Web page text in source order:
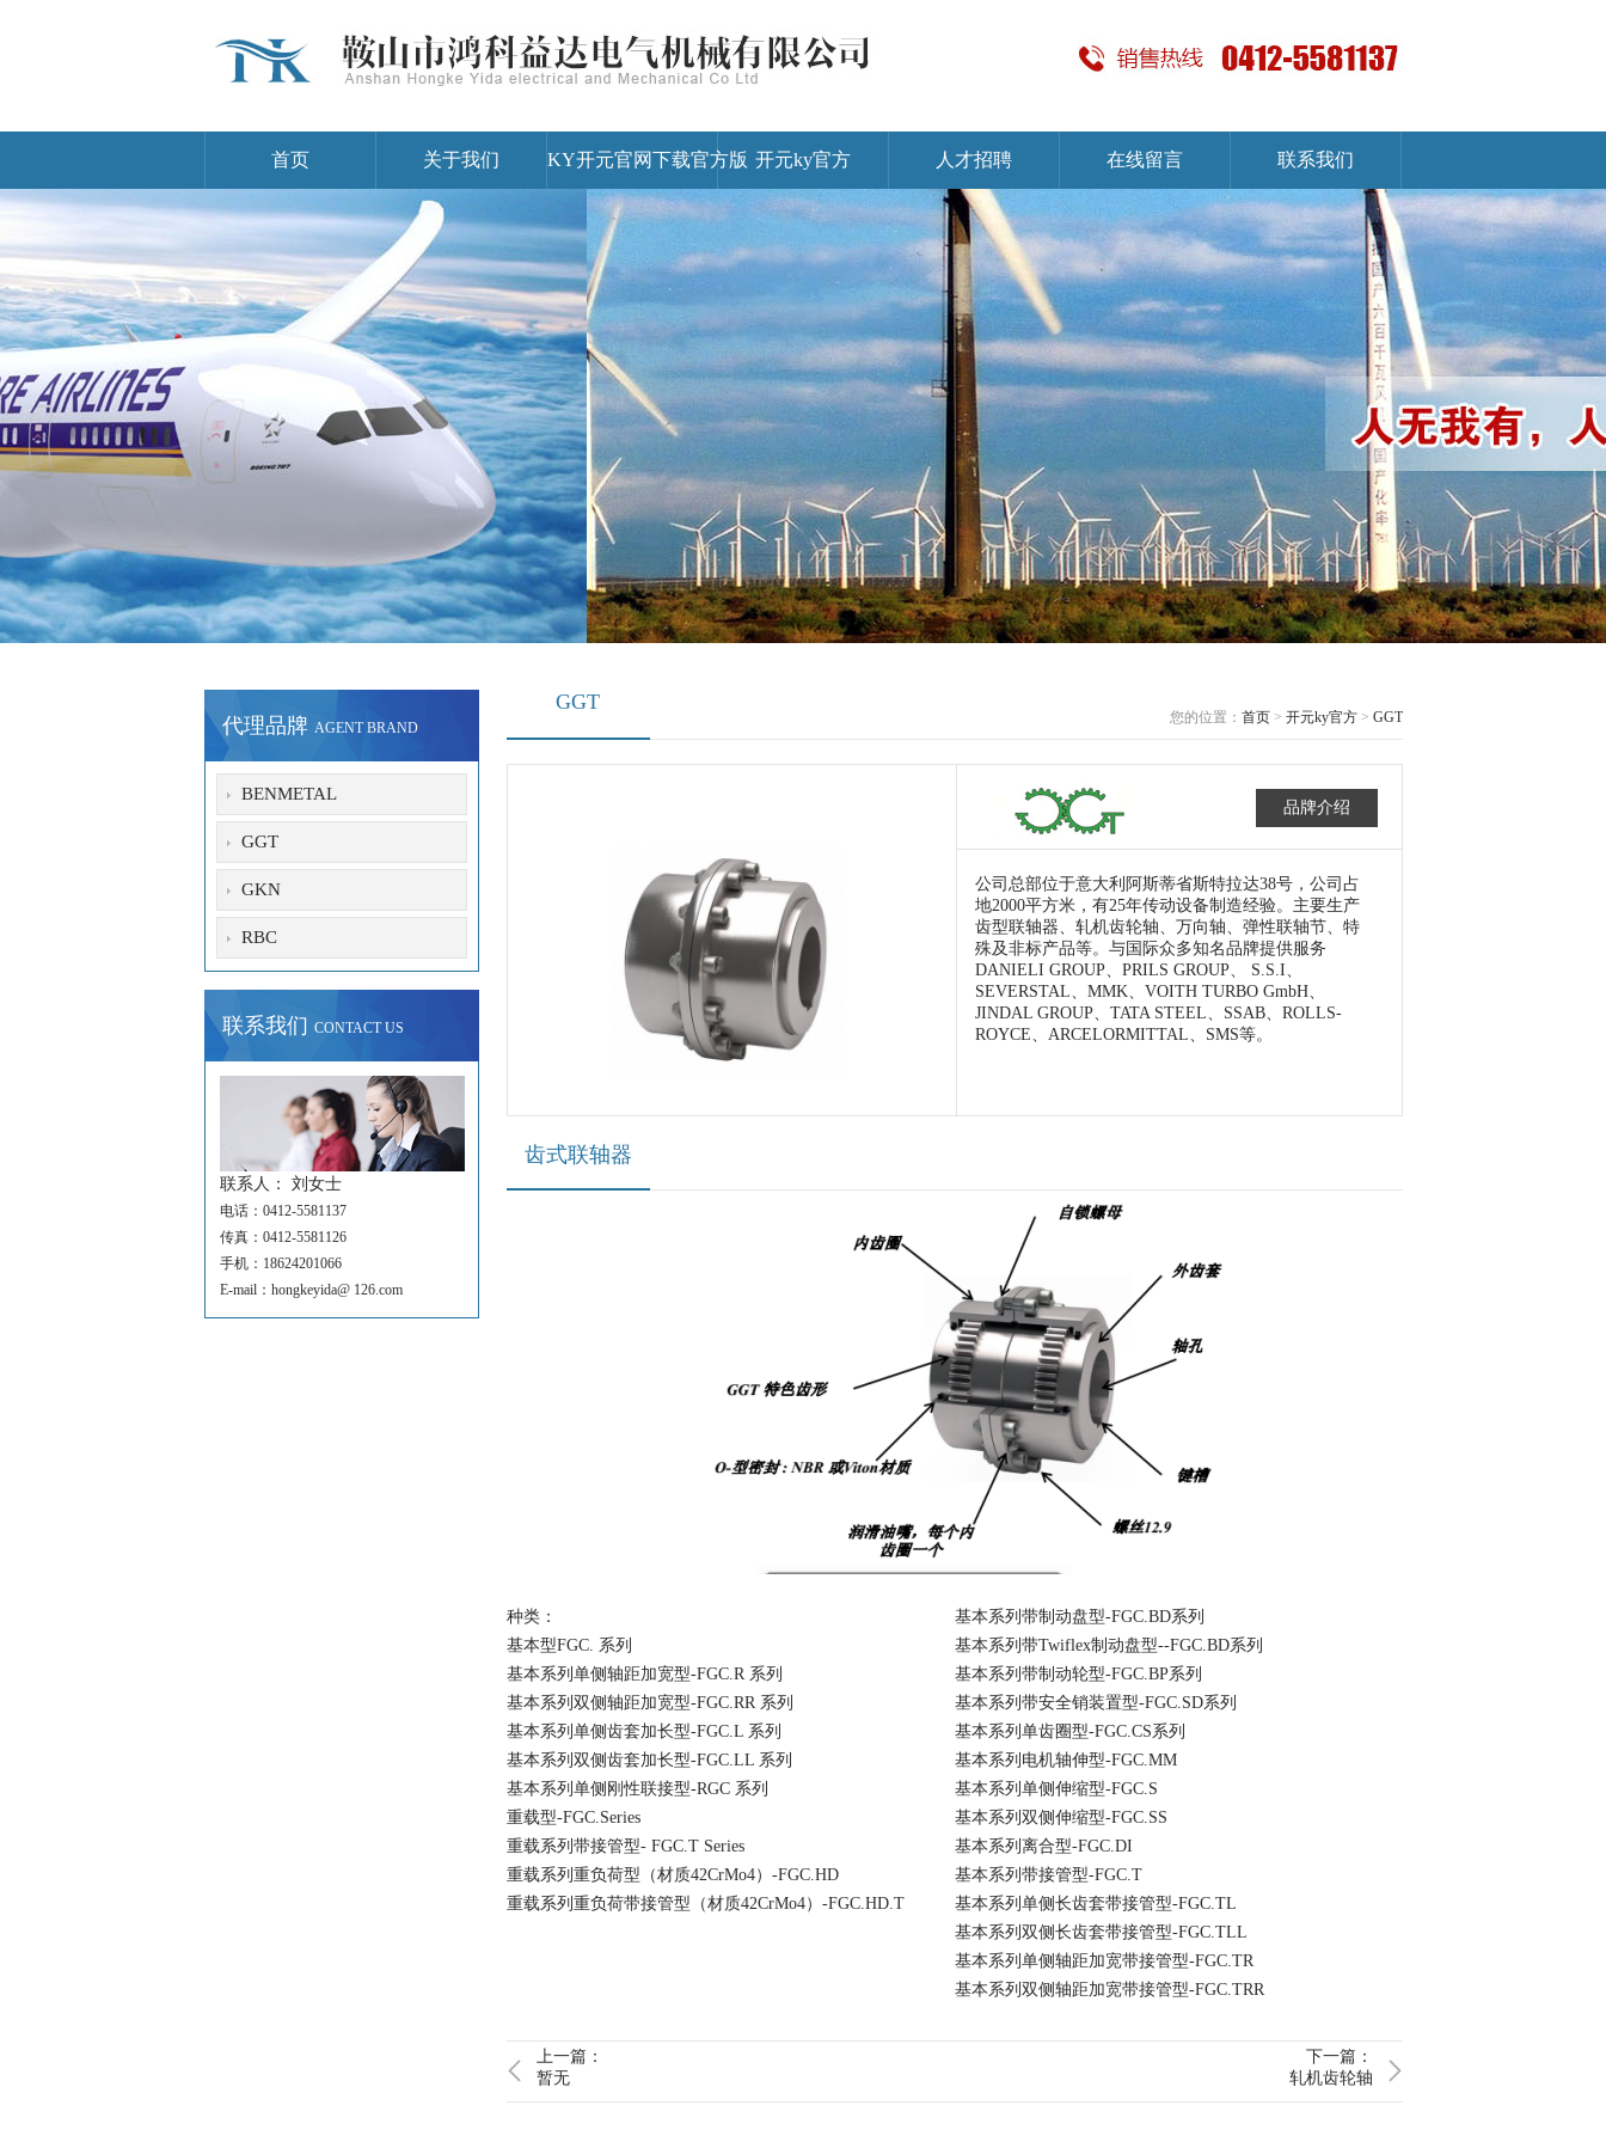
首页 关于我们 KY开元官网下载官方版 开元ky官方 人才招聘 在线留言 联系我们
代理品牌 AGENT BRAND
BENMETAL
GGT
GKN
RBC
联系我们 CONTACT US
联系人： 刘女士
电话：0412-5581137
传真：0412-5581126
手机：18624201066
E-mail：hongkeyida@ 126.com
GGT
您的位置： 首页> 开元ky官方> GGT
品牌介绍
公司总部位于意大利阿斯蒂省斯特拉达38号，公司占
地2000平方米，有25年传动设备制造经验。主要生产
齿型联轴器、轧机齿轮轴、万向轴、弹性联轴节、特
殊及非标产品等。与国际众多知名品牌提供服务
DANIELI GROUP、PRILS GROUP、 S.S.I、
SEVERSTAL、MMK、VOITH TURBO GmbH、
JINDAL GROUP、TATA STEEL、SSAB、ROLLS-
ROYCE、ARCELORMITTAL、SMS等。
齿式联轴器
种类：
基本型FGC. 系列
基本系列单侧轴距加宽型-FGC.R 系列
基本系列双侧轴距加宽型-FGC.RR 系列
基本系列单侧齿套加长型-FGC.L 系列
基本系列双侧齿套加长型-FGC.LL 系列
基本系列单侧刚性联接型-RGC 系列
重载型-FGC.Series
重载系列带接管型- FGC.T Series
重载系列重负荷型（材质42CrMo4）-FGC.HD
重载系列重负荷带接管型（材质42CrMo4）-FGC.HD.T
基本系列带制动盘型-FGC.BD系列
基本系列带Twiflex制动盘型--FGC.BD系列
基本系列带制动轮型-FGC.BP系列
基本系列带安全销装置型-FGC.SD系列
基本系列单齿圈型-FGC.CS系列
基本系列电机轴伸型-FGC.MM
基本系列单侧伸缩型-FGC.S
基本系列双侧伸缩型-FGC.SS
基本系列离合型-FGC.DI
基本系列带接管型-FGC.T
基本系列单侧长齿套带接管型-FGC.TL
基本系列双侧长齿套带接管型-FGC.TLL
基本系列单侧轴距加宽带接管型-FGC.TR
基本系列双侧轴距加宽带接管型-FGC.TRR
上一篇：
暂无
下一篇：
轧机齿轮轴